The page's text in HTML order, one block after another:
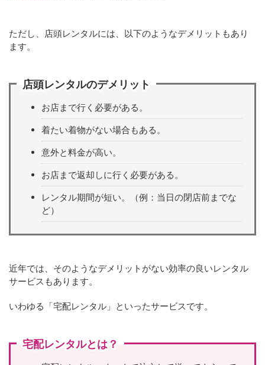
ただし、店頭レンタルには、以下のようなデメリットもあり
ます。
店頭レンタルのデメリット
お店まで行く必要がある。
着たい着物がない場合もある。
意外と料金が高い。
お店まで返却しに行く必要がある。
レンタル期間が短い。（例：当日の閉店前までな
ど）
近年では、そのようなデメリットがない効率の良いレンタル
サービスもあります。
いわゆる「宅配レンタル」といったサービスです。
宅配レンタルとは？